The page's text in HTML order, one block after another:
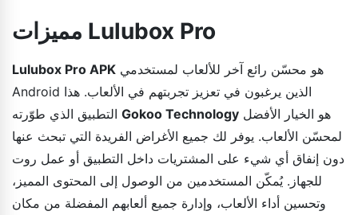
مميزات Lulubox Pro
Lulubox Pro APK
Android الذين يرغبون في تعزيز تجربتهم في الألعاب. هذا
Gokoo Technology
لمحسّن الألعاب. يوفر لك جميع الأغراض الفريدة التي تبحث عنها
دون إنفاق أي شيء على المشتريات داخل التطبيق أو عمل روت
للجهاز. يُمكّن المستخدمين من الوصول إلى المحتوى المميز،
وتحسين أداء الألعاب، وإدارة جميع ألعابهم المفضلة من مكان